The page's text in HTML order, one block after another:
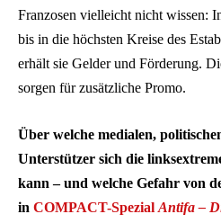
Franzosen vielleicht nicht wissen:
bis in die höchsten Kreise des
erhält sie Gelder und Förderung.
sorgen für zusätzliche Promo.
Über welche medialen,
Unterstützer sich die
kann – und welche Gefahr von
in COMPACT-Spezial Antifa –